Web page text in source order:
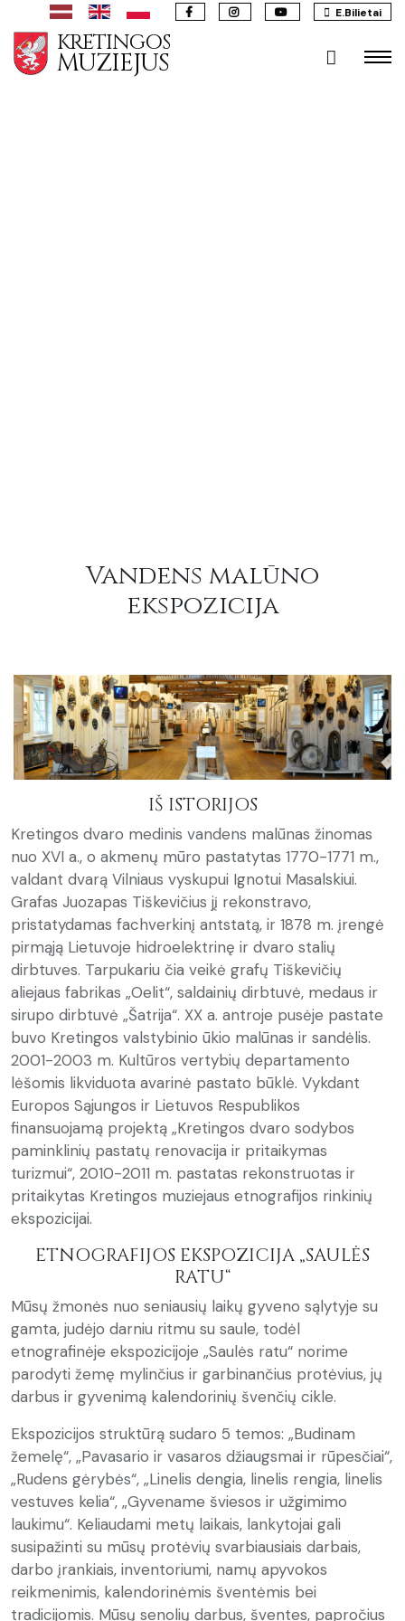
KRETINGOS
MUZIEJUS
E.Bilietai
Vandens malūno
ekspozicija
IŠ ISTORIJOS
Kretingos dvaro medinis vandens malūnas žinomas
nuo XVI a., o akmenų mūro pastatytas 1770-1771 m.,
valdant dvarą Vilniaus vyskupui Ignotui Masalskiui.
Grafas Juozapas Tiškevičius jį rekonstravo,
pristatydamas fachverkinį antstatą, ir 1878 m. įrengė
pirmąją Lietuvoje hidroelektrinę ir dvaro stalių
dirbtuves. Tarpukariu čia veikė grafų Tiškevičių
aliejaus fabrikas „Oelit“, saldainių dirbtuvė, medaus ir
sirupo dirbtuvė „Šatrija“. XX a. antroje pusėje pastate
buvo Kretingos valstybinio ūkio malūnas ir sandėlis.
2001-2003 m. Kultūros vertybių departamento
lėšomis likviduota avarinė pastato būklė. Vykdant
Europos Sąjungos ir Lietuvos Respublikos
finansuojamą projektą „Kretingos dvaro sodybos
paminklinių pastatų renovacija ir pritaikymas
turizmui“, 2010-2011 m. pastatas rekonstruotas ir
pritaikytas Kretingos muziejaus etnografijos rinkinių
ekspozicijai.
ETNOGRAFIJOS EKSPOZICIJA „SAULĖS
RATU“
Mūsų žmonės nuo seniausių laikų gyveno sąlytyje su
gamta, judėjo darniu ritmu su saule, todėl
etnografinėje ekspozicijoje „Saulės ratu“ norime
parodyti žemę mylinčius ir garbinančius protėvius, jų
darbus ir gyvenimą kalendorinių švenčių cikle.
Ekspozicijos struktūrą sudaro 5 temos: „Budinam
žemelę“, „Pavasario ir vasaros džiaugsmai ir rūpesčiai“,
„Rudens gėrybės“, „Linelis dengia, linelis rengia, linelis
vestuves kelia“, „Gyvename šviesos ir užgimimo
laukimu“. Keliaudami metų laikais, lankytojai gali
susipažinti su mūsų protėvių svarbiausiais darbais,
darbo įrankiais, inventoriumi, namų apyvokos
reikmenimis, kalendorinėmis šventėmis bei
tradicijomis. Mūsų senolių darbus, šventes, papročius